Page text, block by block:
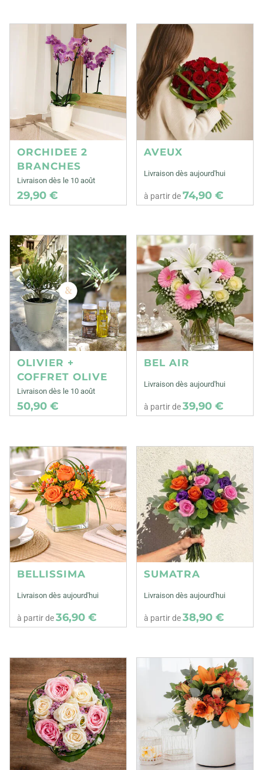
ORCHIDEE 2
BRANCHES
Livraison dès le 10 août
29,90 €
AVEUX
Livraison dès aujourd'hui
à partir de74,90 €
OLIVIER +
COFFRET OLIVE
Livraison dès le 10 août
50,90 €
BEL AIR
Livraison dès aujourd'hui
à partir de39,90 €
BELLISSIMA
Livraison dès aujourd'hui
à partir de36,90 €
SUMATRA
Livraison dès aujourd'hui
à partir de38,90 €